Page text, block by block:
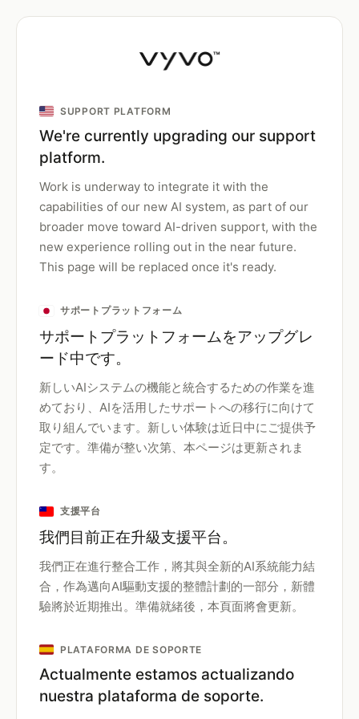
SUPPORT PLATFORM
We're currently upgrading our support
platform.
Work is underway to integrate it with the
capabilities of our new AI system, as part of our
broader move toward AI-driven support, with the
new experience rolling out in the near future.
This page will be replaced once it's ready.
サポートプラットフォーム
サポートプラットフォームをアップグレ
ード中です。
新しいAIシステムの機能と統合するための作業を進
めており、AIを活用したサポートへの移行に向けて
取り組んでいます。新しい体験は近日中にご提供予
定です。準備が整い次第、本ページは更新されま
す。
支援平台
我們目前正在升級支援平台。
我們正在進行整合工作，將其與全新的AI系統能力結
合，作為邁向AI驅動支援的整體計劃的一部分，新體
驗將於近期推出。準備就緒後，本頁面將會更新。
PLATAFORMA DE SOPORTE
Actualmente estamos actualizando
nuestra plataforma de soporte.